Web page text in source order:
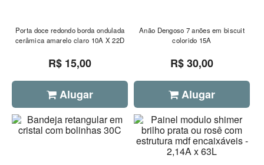
Porta doce redondo borda ondulada
cerâmica amarelo claro 10A X 22D
R$ 15,00
Alugar
Anão Dengoso 7 anões em biscuit
colorido 15A
R$ 30,00
Alugar